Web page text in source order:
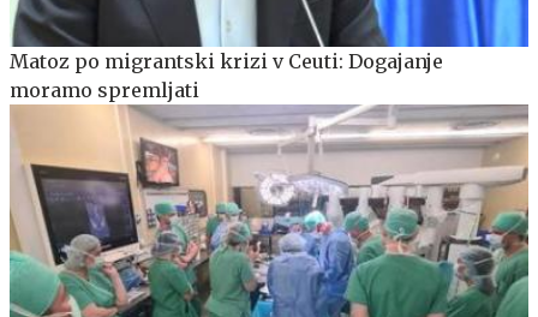
Matoz po migrantski krizi v Ceuti: Dogajanje
moramo spremljati